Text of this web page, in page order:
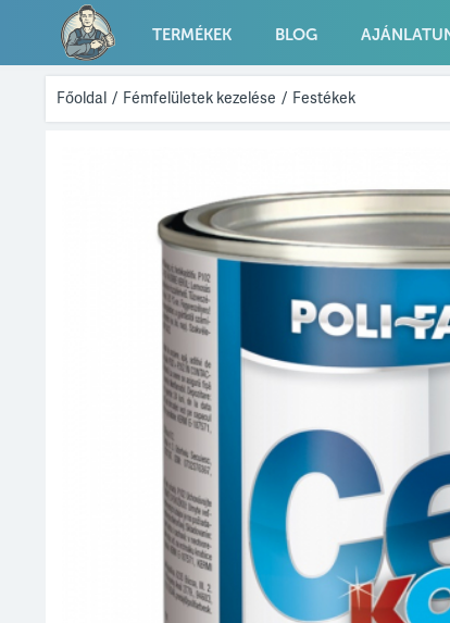
TERMÉKEK BLOG
Főoldal / Fémfelületek kezelése / Festékek